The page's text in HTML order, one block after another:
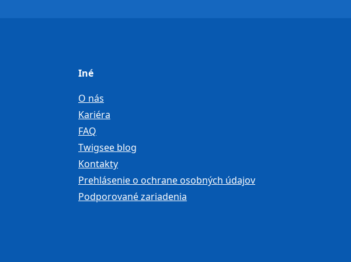
Iné
O nás
Kariéra
FAQ
Twigsee blog
Kontakty
Prehlásenie o ochrane osobných údajov
Podporované zariadenia